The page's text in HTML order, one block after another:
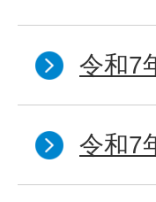
令和7
令和7